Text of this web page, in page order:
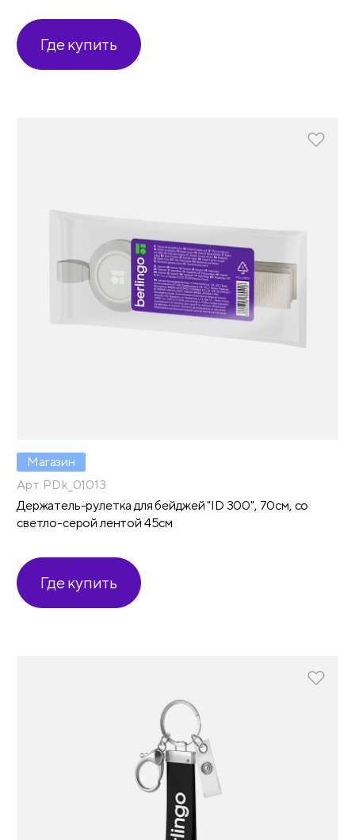
Где купить
Магазин
Арт. PDk_01013
Держатель-рулетка для бейджей "ID 300", 70см, со
светло-серой лентой 45см
Где купить